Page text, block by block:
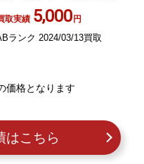
取実績 5,000円
ランク 2024/03/13買取
価格となります
はこちら